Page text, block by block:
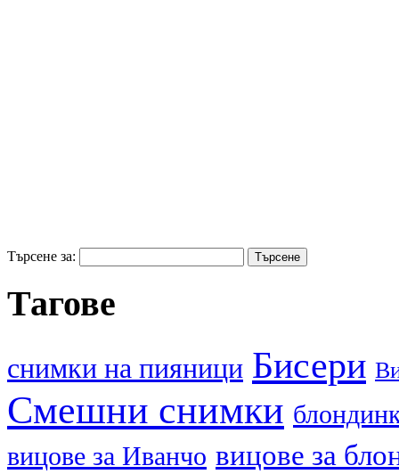
Търсене за:
Тагове
cнимки на пияници Бисери
Смешни снимки
вицове за Иванчо вицове за